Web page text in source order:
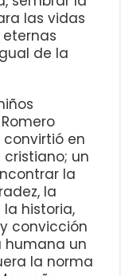
las vidas
de la
en
un
la
la
historia,
convicción
humana un
la norma